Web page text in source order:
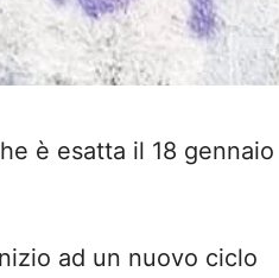
è esatta il 18 gennaio
ad un nuovo ciclo